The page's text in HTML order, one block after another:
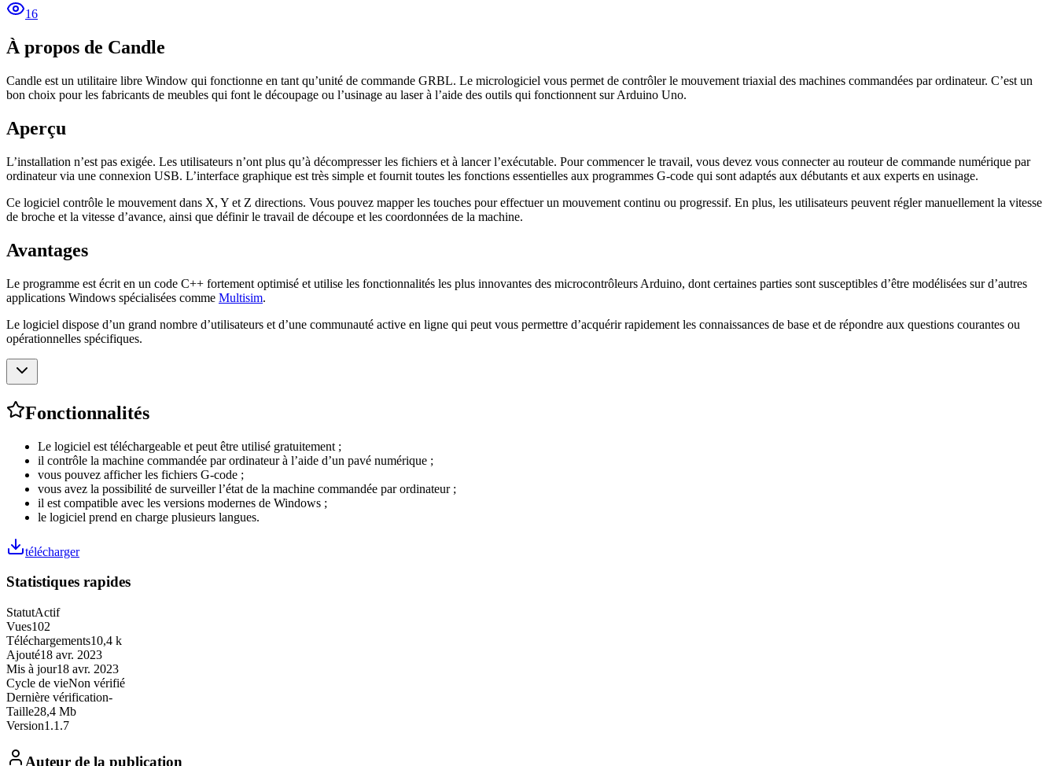
16
À propos de Candle
Candle est un utilitaire libre Window qui fonctionne en tant qu’unité de commande GRBL. Le micrologiciel vous permet de contrôler le mouvement triaxial des machines commandées par ordinateur. C’est un
bon choix pour les fabricants de meubles qui font le découpage ou l’usinage au laser à l’aide des outils qui fonctionnent sur Arduino Uno.
Aperçu
L’installation n’est pas exigée. Les utilisateurs n’ont plus qu’à décompresser les fichiers et à lancer l’exécutable. Pour commencer le travail, vous devez vous connecter au routeur de commande numérique par
ordinateur via une connexion USB. L’interface graphique est très simple et fournit toutes les fonctions essentielles aux programmes G-code qui sont adaptés aux débutants et aux experts en usinage.
Ce logiciel contrôle le mouvement dans X, Y et Z directions. Vous pouvez mapper les touches pour effectuer un mouvement continu ou progressif. En plus, les utilisateurs peuvent régler manuellement la vitesse
de broche et la vitesse d’avance, ainsi que définir le travail de découpe et les coordonnées de la machine.
Avantages
Le programme est écrit en un code C++ fortement optimisé et utilise les fonctionnalités les plus innovantes des microcontrôleurs Arduino, dont certaines parties sont susceptibles d’être modélisées sur d’autres
applications Windows spécialisées comme Multisim.
Le logiciel dispose d’un grand nombre d’utilisateurs et d’une communauté active en ligne qui peut vous permettre d’acquérir rapidement les connaissances de base et de répondre aux questions courantes ou
opérationnelles spécifiques.
Fonctionnalités
Le logiciel est téléchargeable et peut être utilisé gratuitement ;
il contrôle la machine commandée par ordinateur à l’aide d’un pavé numérique ;
vous pouvez afficher les fichiers G-code ;
vous avez la possibilité de surveiller l’état de la machine commandée par ordinateur ;
il est compatible avec les versions modernes de Windows ;
le logiciel prend en charge plusieurs langues.
télécharger
Statistiques rapides
StatutActif
Vues102
Téléchargements10,4 k
Ajouté18 avr. 2023
Mis à jour18 avr. 2023
Cycle de vieNon vérifié
Dernière vérification-
Taille28,4 Mb
Version1.1.7
Auteur de la publication